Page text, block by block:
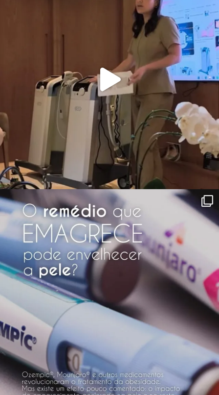
Protocolo Verão
Ver Todos
Siga nosso Instagram
clinicavr
A beleza do equilíbrio e da harmonia.• Dermatologia: @draalinevieira•
Cirurgia Plástica: @drflaviorezende